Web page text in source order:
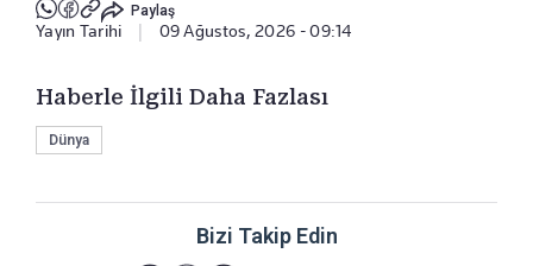
Paylaş
Yayın Tarihi 09 Ağustos, 2026 - 09:14
Haberle İlgili Daha Fazlası
Dünya
Bizi Takip Edin